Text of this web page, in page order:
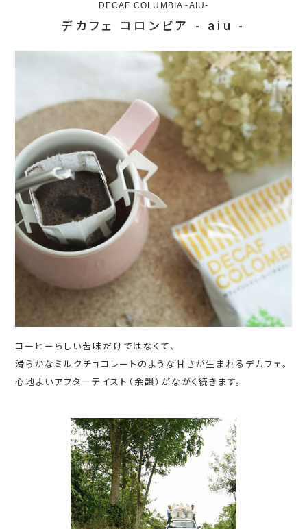
DECAF COLUMBIA -AIU-
デカフェ コロンビア - aiu -
コーヒーらしい苦味だけではなくて、
滑らかなミルクチョコレートのような甘さが生まれるデカフェ。
心地よいアフターテイスト（余韻）がながく続きます。